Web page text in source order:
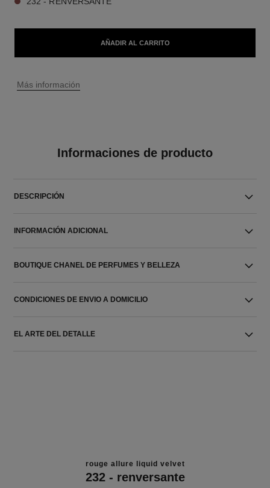
AÑADIR AL CARRITO
↩
Más información
Informaciones de producto
DESCRIPCIÓN
INFORMACIÓN ADICIONAL
BOUTIQUE CHANEL DE PERFUMES Y BELLEZA
CONDICIONES DE ENVIO A DOMICILIO
EL ARTE DEL DETALLE
rouge allure liquid velvet
232 - renversante